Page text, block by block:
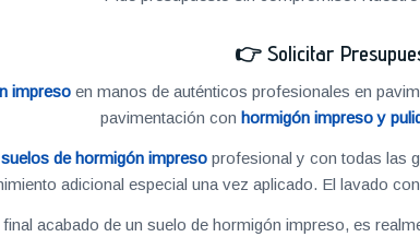
👉 Solicitar
impresoen manos de auténticos profesionales en
pavimentación con hormigón impreso y
suelos de hormigón impresoprofesional y con todas las
adicional especial una vez aplicado. El lavado
acabado de un suelo de hormigón impreso, es